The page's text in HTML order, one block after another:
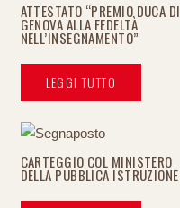
ATTESTATO “PREMIO DUCA DI
GENOVA ALLA FEDELTÀ
NELL’INSEGNAMENTO”
LEGGI TUTTO
CARTEGGIO COL MINISTERO
DELLA PUBBLICA ISTRUZIONE